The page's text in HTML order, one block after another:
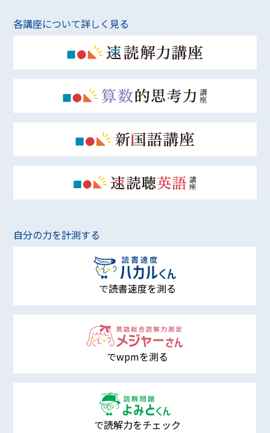
各講座について詳しく見る
自分の力を計測する
で読書速度を測る
でwpmを測る
で読解力をチェック